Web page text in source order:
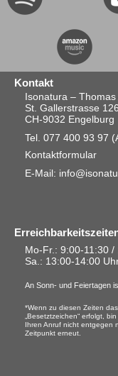
Kontakt
Isonatura – Thomas
St. Gallerstrasse 126
CH-9032 Engelburg
Tel. 077 400 93 97
Kontaktformular
E-Mail:
Mo-Fr.: 9:00-11:30
Sa. : 13:00-14:00
An Sonn- und Feiertagen
*Wenn zu diesen Zeiten
„Besetztzeichen“ erfolgt,
Ihren Anruf nicht entgegen
Zeitpunkt erneut.